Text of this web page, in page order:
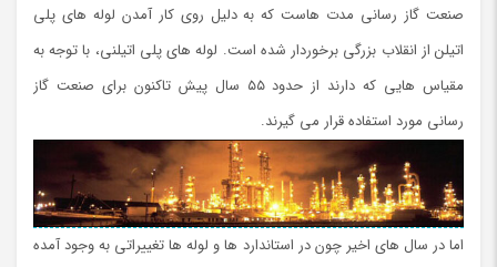
صنعت گاز رسانی مدت هاست که به دلیل روی کار آمدن لوله های پلی
اتیلن از انقلاب بزرگی برخوردار شده است. لوله های پلی اتیلنی، با توجه به
مقیاس هایی که دارند از حدود ۵۵ سال پیش تاکنون برای صنعت گاز
رسانی مورد استفاده قرار می گیرند.
اما در سال های اخیر چون در استاندارد ها و لوله ها تغییراتی به وجود آمده